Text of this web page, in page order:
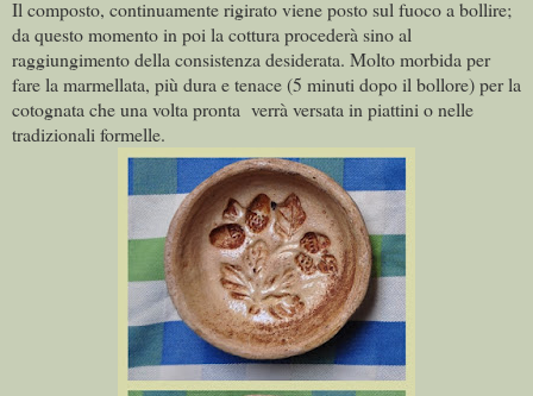
Il composto, continuamente rigirato viene posto sul fuoco a bollire;
da questo momento in poi la cottura procederà sino al
raggiungimento della consistenza desiderata. Molto morbida per
fare la marmellata, più dura e tenace (5 minuti dopo il bollore) per la
cotognata che una volta pronta verrà versata in piattini o nelle
tradizionali formelle.